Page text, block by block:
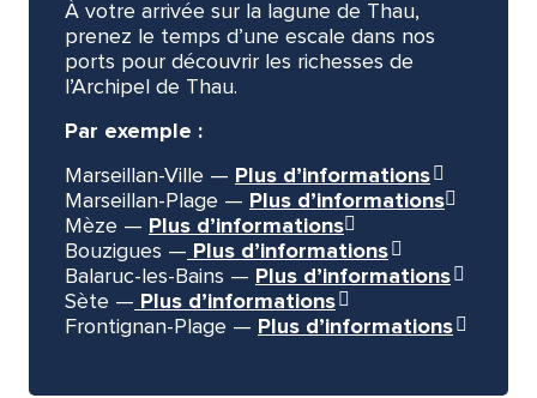
À votre arrivée sur la lagune de Thau,
prenez le temps d’une escale dans nos
ports pour découvrir les richesses de
l’Archipel de Thau.
Par exemple :
Marseillan-Ville — Plus d’informations
Marseillan-Plage — Plus d’informations
Mèze — Plus d’informations
Bouzigues — Plus d’informations
Balaruc-les-Bains — Plus d’informations
Sète — Plus d’informations
Frontignan-Plage — Plus d’informations